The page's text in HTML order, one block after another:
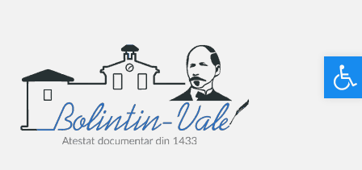
Deschide bara de unelte